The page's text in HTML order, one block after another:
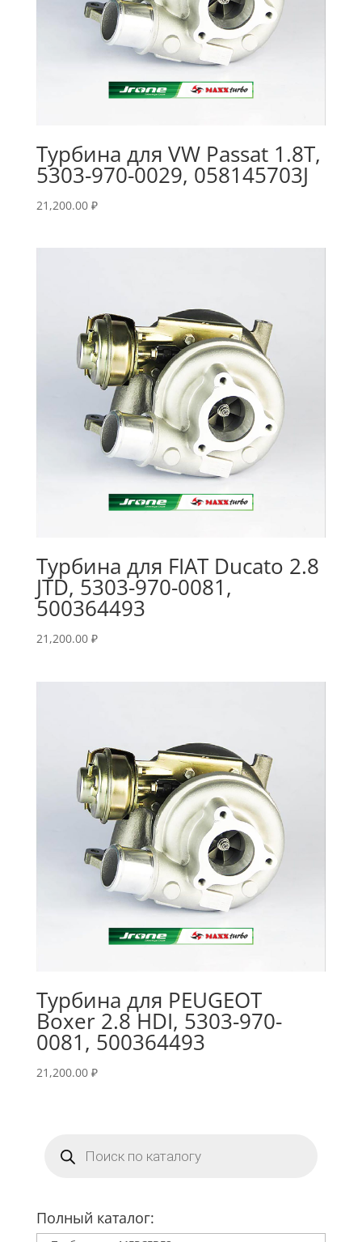
Турбина для VW Passat 1.8T,
5303-970-0029, 058145703J
21,200.00 ₽
Турбина для FIAT Ducato 2.8
JTD, 5303-970-0081,
500364493
21,200.00 ₽
Турбина для PEUGEOT
Boxer 2.8 HDI, 5303-970-
0081, 500364493
21,200.00 ₽
товаров
Полный каталог: